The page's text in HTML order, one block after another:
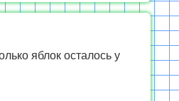
яблок осталось у